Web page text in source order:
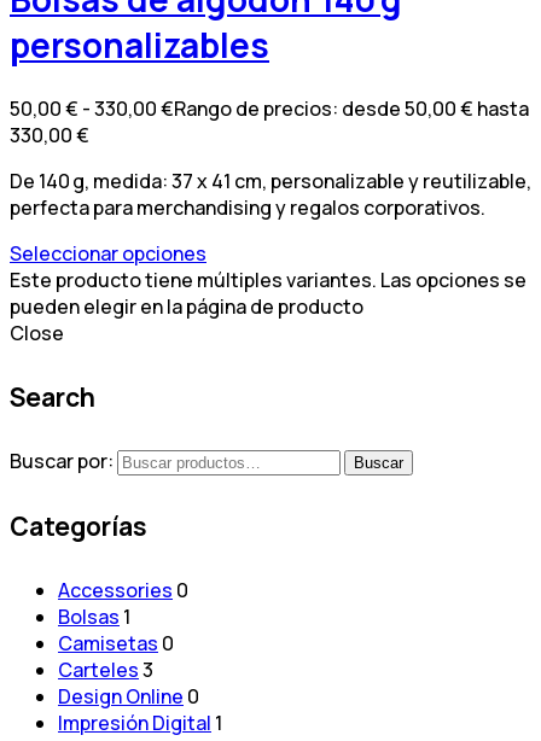
personalizables
50,00€ -330,00€Rango de precios: desde 50,00 € hasta
330,00 €
De 140 g, medida: 37 x 41 cm, personalizable y reutilizable,
perfecta para merchandising y regalos corporativos.
Seleccionar opciones
Este producto tiene múltiples variantes. Las opciones se
pueden elegir en la página de producto
Close
Search
Buscar por: Buscar
Categorías
Accessories 0
Bolsas 1
Camisetas 0
Carteles3
Design Online 0
Impresión Digital 1